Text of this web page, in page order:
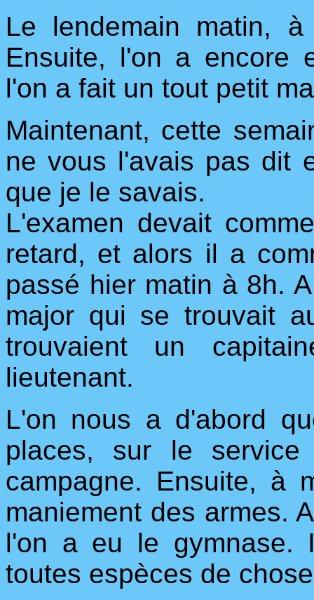
Le lendemain matin,
Ensuite, l'on a encore
l'on a fait un tout petit
Maintenant, cette
ne vous l'avais pas dit
que je le savais.
L'examen devait
retard, et alors il a
passé hier matin à 8h.
major qui se trouvait
trouvaient un
lieutenant.
L'on nous a d'abord
places, sur le
campagne. Ensuite, à
maniement des armes.
l'on a eu le gymnase.
toutes espèces de